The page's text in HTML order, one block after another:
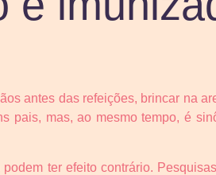
antes das refeições, brincar na
pais, mas, ao mesmo tempo, é
ter efeito contrário.